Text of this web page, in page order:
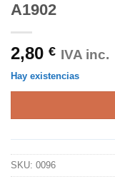
A1902
2,80 € IVA inc.
Hay existencias
SKU: 0096